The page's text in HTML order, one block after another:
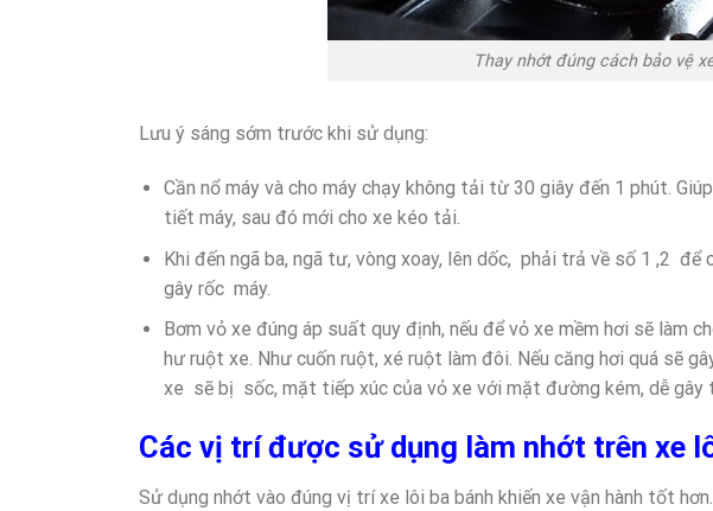
Thay nhớt đúng cách bảo vệ
Lưu ý sáng sớm trước khi sử dụng:
Cần nổ máy và cho máy chạy không tải từ 30 giây đến 1 phút.
tiết máy, sau đó mới cho xe kéo tải.
Khi đến ngã ba, ngã tư, vòng xoay, lên dốc, phải trả về số 1 ,2 để
gây rốc máy.
Bơm vỏ xe đúng áp suất quy định, nếu để vỏ xe mềm hơi sẽ làm
hư ruột xe. Như cuốn ruột, xé ruột làm đôi. Nếu căng hơi quá sẽ
xe sẽ bị sốc, mặt tiếp xúc của vỏ xe với mặt đường kém, dễ gây
Các vị trí được sử dụng làm nhớt trên xe
Sử dụng nhớt vào đúng vị trí xe lôi ba bánh khiến xe vận hành tốt